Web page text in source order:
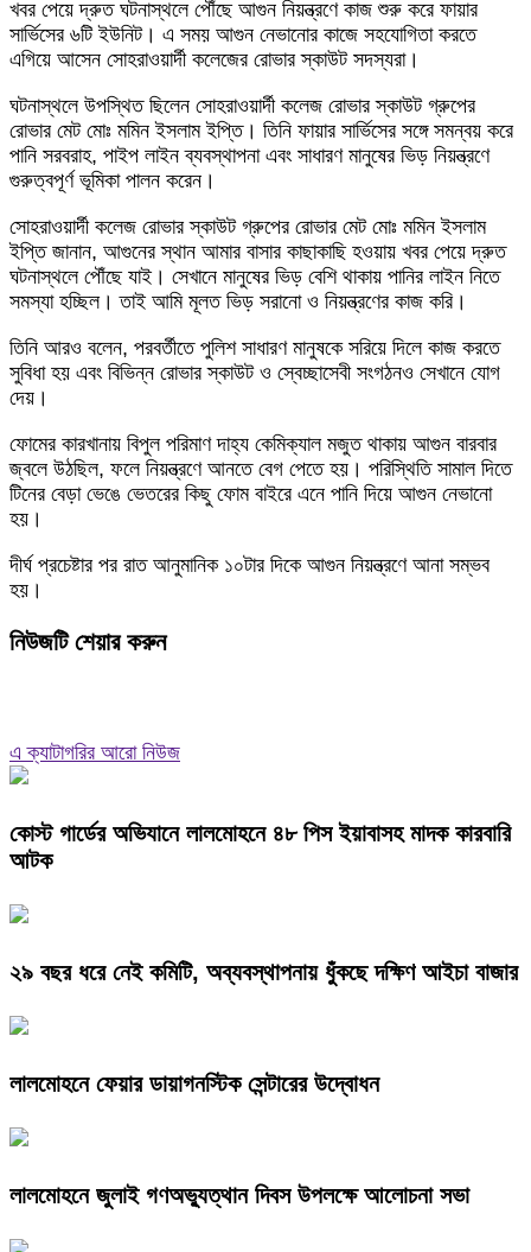
খবর পেয়ে দ্রুত ঘটনাস্থলে পৌঁছে আগুন নিয়ন্ত্রণে কাজ শুরু করে ফায়ার
সার্ভিসের ৬টি ইউনিট। এ সময় আগুন নেভানোর কাজে সহযোগিতা করতে
এগিয়ে আসেন সোহরাওয়ার্দী কলেজের রোভার স্কাউট সদস্যরা।
ঘটনাস্থলে উপস্থিত ছিলেন সোহরাওয়ার্দী কলেজ রোভার স্কাউট গ্রুপের
রোভার মেট মোঃ মমিন ইসলাম ইপ্তি। তিনি ফায়ার সার্ভিসের সঙ্গে সমন্বয় করে
পানি সরবরাহ, পাইপ লাইন ব্যবস্থাপনা এবং সাধারণ মানুষের ভিড় নিয়ন্ত্রণে
গুরুত্বপূর্ণ ভূমিকা পালন করেন।
সোহরাওয়ার্দী কলেজ রোভার স্কাউট গ্রুপের রোভার মেট মোঃ মমিন ইসলাম
ইপ্তি জানান, আগুনের স্থান আমার বাসার কাছাকাছি হওয়ায় খবর পেয়ে দ্রুত
ঘটনাস্থলে পৌঁছে যাই। সেখানে মানুষের ভিড় বেশি থাকায় পানির লাইন নিতে
সমস্যা হচ্ছিল। তাই আমি মূলত ভিড় সরানো ও নিয়ন্ত্রণের কাজ করি।
তিনি আরও বলেন, পরবর্তীতে পুলিশ সাধারণ মানুষকে সরিয়ে দিলে কাজ করতে
সুবিধা হয় এবং বিভিন্ন রোভার স্কাউট ও স্বেচ্ছাসেবী সংগঠনও সেখানে যোগ
দেয়।
ফোমের কারখানায় বিপুল পরিমাণ দাহ্য কেমিক্যাল মজুত থাকায় আগুন বারবার
জ্বলে উঠছিল, ফলে নিয়ন্ত্রণে আনতে বেগ পেতে হয়। পরিস্থিতি সামাল দিতে
টিনের বেড়া ভেঙে ভেতরের কিছু ফোম বাইরে এনে পানি দিয়ে আগুন নেভানো
হয়।
দীর্ঘ প্রচেষ্টার পর রাত আনুমানিক ১০টার দিকে আগুন নিয়ন্ত্রণে আনা সম্ভব
হয়।
নিউজটি শেয়ার করুন
এ ক্যাটাগরির আরো নিউজ
কোস্ট গার্ডের অভিযানে লালমোহনে ৪৮ পিস ইয়াবাসহ মাদক কারবারি
আটক
২৯ বছর ধরে নেই কমিটি, অব্যবস্থাপনায় ধুঁকছে দক্ষিণ আইচা বাজার
লালমোহনে ফেয়ার ডায়াগনস্টিক সেন্টারের উদ্বোধন
লালমোহনে জুলাই গণঅভ্যুত্থান দিবস উপলক্ষে আলোচনা সভা